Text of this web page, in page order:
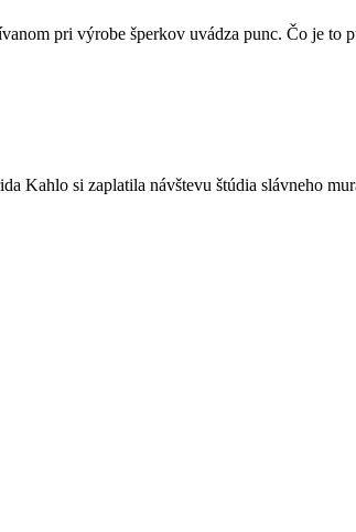
pri výrobe šperkov uvádza punc. Čo je to
Kahlo si zaplatila návštevu štúdia slávneho